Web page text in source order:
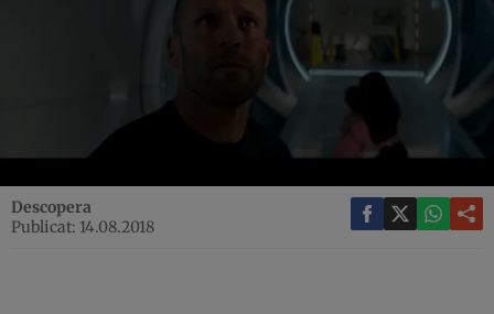
Descopera
Publicat: 14.08.2018